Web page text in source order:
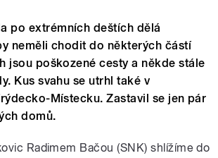
po extrémních deštích dělá
neměli chodit do některých částí
jsou poškozené cesty a někde stále
Kus svahu se utrhl také v
Místecku. Zastavil se jen pár
domů.
Radimem Bačou (SNK) shlížíme do